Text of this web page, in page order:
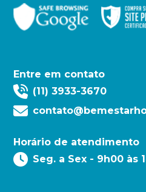
Entre em contato
(11) 3933-3670
Horário de atendimento
Seg. a Sex - 9h00 às